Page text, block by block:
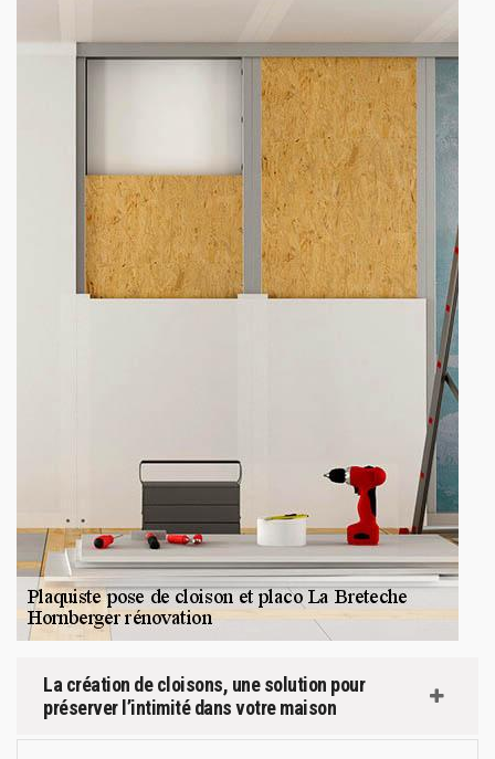
La création de cloisons, une solution pour
préserver l’intimité dans votre maison